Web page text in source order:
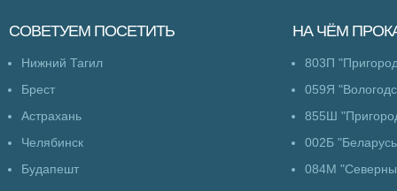
СОВЕТУЕМ ПОСЕТИТЬ
Нижний Тагил
Брест
Астрахань
Челябинск
Будапешт
НА ЧЁМ
803П
059Я
855Ш
002Б
084М